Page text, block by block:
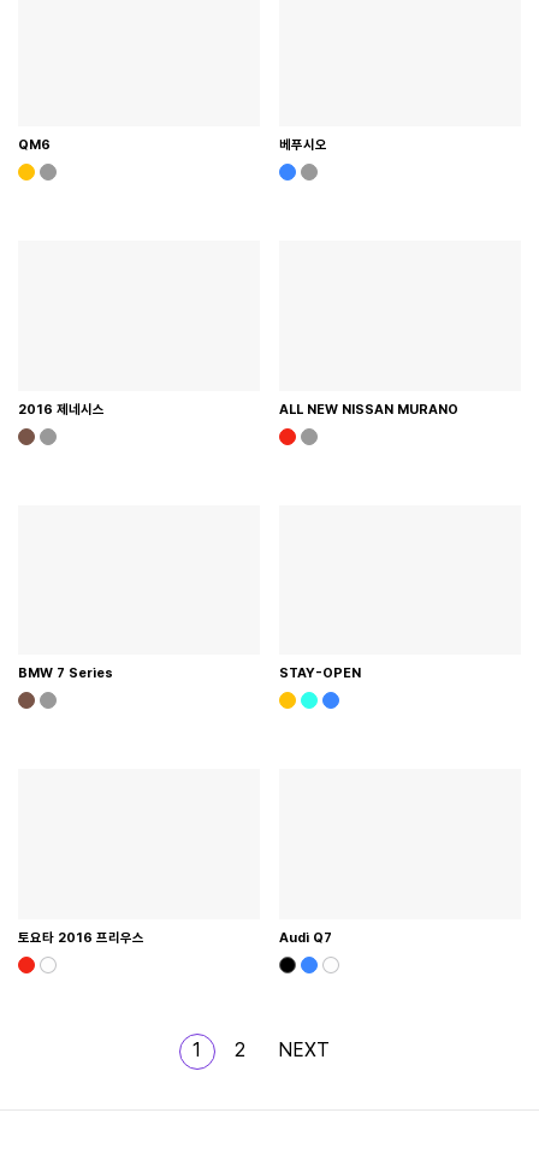
QM6 베푸시오
2016 제네시스 ALL NEW NISSAN MURANO
BMW 7 Series STAY-OPEN
토요타 2016 프리우스 Audi Q7
1 2 NEXT